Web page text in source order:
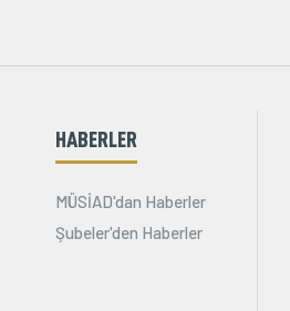
HABERLER
MÜSİAD'dan Haberler
Şubeler'den Haberler